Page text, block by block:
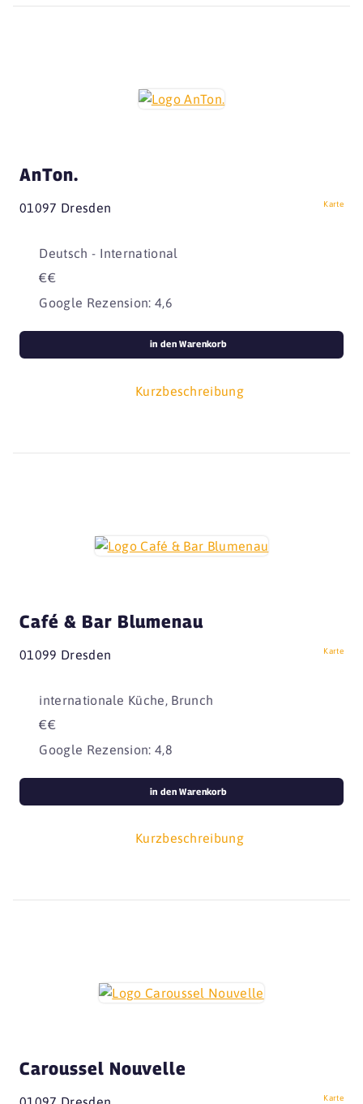
AnTon.
01097 Dresden Karte
Deutsch - International
€€
Google Rezension: 4,6
Kurzbeschreibung
in den Warenkorb
Café & Bar Blumenau
01099 Dresden Karte
internationale Küche, Brunch
€€
Google Rezension: 4,8
Kurzbeschreibung
in den Warenkorb
Caroussel Nouvelle
Karte